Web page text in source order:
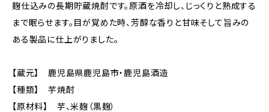
麹仕込みの長期貯蔵焼酎です。原酒を冷却し、じっくりと熟成する
まで眠らせます。目が覚めた時、芳醇な香りと甘味そして旨みの
ある製品に仕上がりました。
【蔵元】 鹿児島県鹿児島市・鹿児島酒造
【種類】 芋焼酎
【原材料】 芋、米麹（黒麹）